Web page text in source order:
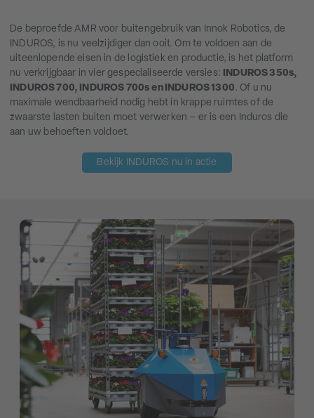
De beproefde AMR voor buitengebruik van Innok Robotics, de
INDUROS, is nu veelzijdiger dan ooit. Om te voldoen aan de
uiteenlopende eisen in de logistiek en productie, is het platform
nu verkrijgbaar in vier gespecialiseerde versies: INDUROS 350s,
INDUROS 700, INDUROS 700s en INDUROS 1300. Of u nu
maximale wendbaarheid nodig hebt in krappe ruimtes of de
zwaarste lasten buiten moet verwerken – er is een Induros die
aan uw behoeften voldoet.
Bekijk INDUROS nu in actie